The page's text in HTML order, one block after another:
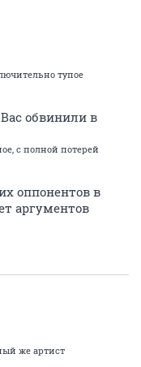
тупое
обвинили в
с полной потерей
оппонентов в
аргументов
же артист